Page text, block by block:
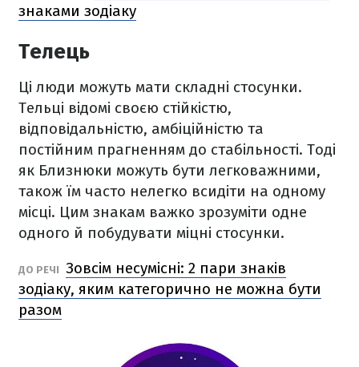
знаками зодіаку
Телець
Ці люди можуть мати складні стосунки.
Тельці відомі своєю стійкістю,
відповідальністю, амбіційністю та
постійним прагненням до стабільності. Тоді
як Близнюки можуть бути легковажними,
також їм часто нелегко всидіти на одному
місці. Цим знакам важко зрозуміти одне
одного й побудувати міцні стосунки.
ДО РЕЧІ Зовсім несумісні: 2 пари знаків
зодіаку, яким категорично не можна бути
разом